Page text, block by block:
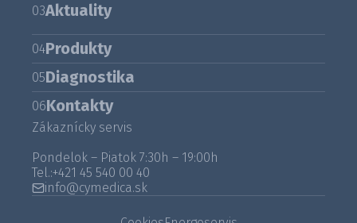
03Aktuality
04Produkty
05Diagnostika
06Kontakty
Zákaznícky servis
Pondelok – Piatok 7:30h – 19:00h
Tel.:+421 45 540 00 40
info@cymedica.sk